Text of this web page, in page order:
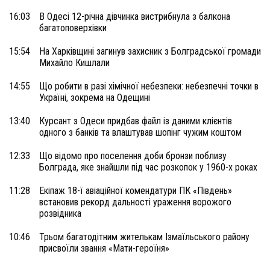
16:03
В Одесі 12-річна дівчинка вистрибнула з балкона
багатоповерхівки
15:54
На Харківщині загинув захисник з Болградської громади
Михайло Кишлали
14:55
Що робити в разі хімічної небезпеки: небезпечні точки в
Україні, зокрема на Одещині
13:40
Курсант з Одеси придбав файл із даними клієнтів
одного з банків та влаштував шопінг чужим коштом
12:33
Що відомо про поселення доби бронзи поблизу
Болграда, яке знайшли під час розкопок у 1960-х роках
11:28
Екіпаж 18-ї авіаційної комендатури ПК «Південь»
встановив рекорд дальності ураження ворожого
розвідника
10:46
Трьом багатодітним жителькам Ізмаїльського району
присвоїли звання «Мати-героїня»